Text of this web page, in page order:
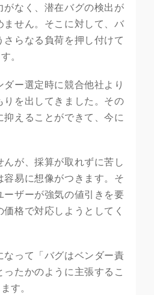
がなく、潜在バグの検出が
ません。そこに対して、バ
さらなる負荷を押し付けて
。
ダー選定時に競合他社より
りを出してきました。その
抑えることができて、今に
が、採算が取れずに苦し
容易に想像がつきます。そ
ーザーが強気の値引きを要
格で対応しようとしてく
なって「バグはベンダー責
たかのように主張するこ
す。